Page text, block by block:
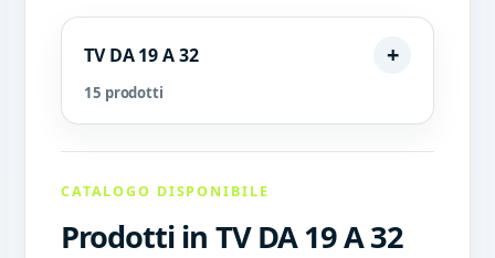
TV DA 19 A 32
15 prodotti
CATALOGO DISPONIBILE
Prodotti in TV DA 19 A 32